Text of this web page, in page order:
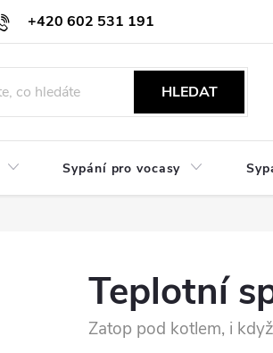
+420 602 531 191
Obchodní sdělení Hodnocení obchodu
HLEDAT
Sypání pro vocasy
Teplotní
Zatop pod kotlem, i